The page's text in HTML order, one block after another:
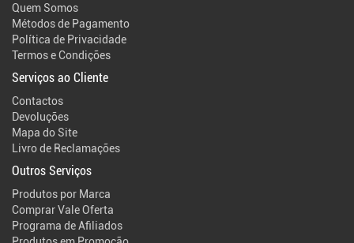
Quem Somos
Métodos de Pagamento
Política de Privacidade
Termos e Condições
Serviços ao Cliente
Contactos
Devoluções
Mapa do Site
Livro de Reclamações
Outros Serviços
Produtos por Marca
Comprar Vale Oferta
Programa de Afiliados